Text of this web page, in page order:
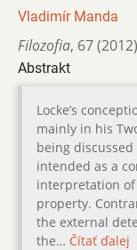
Vladimír Manda
Filozofia, 67 (2012)
Abstrakt
Locke’s
mainly in his
being
intended as a
interpretation of
property.
the external
the… Čítať ďalej